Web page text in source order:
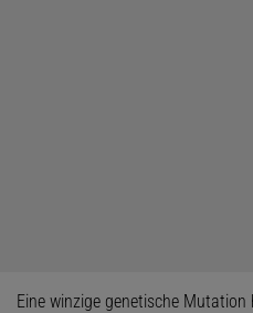
Eine winzige genetische